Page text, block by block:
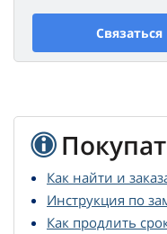
Связаться
Как найти и
Инструкция по
Как продлить